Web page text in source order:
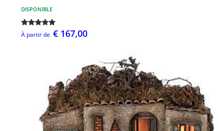
DISPONIBLE
À partir de € 167,00